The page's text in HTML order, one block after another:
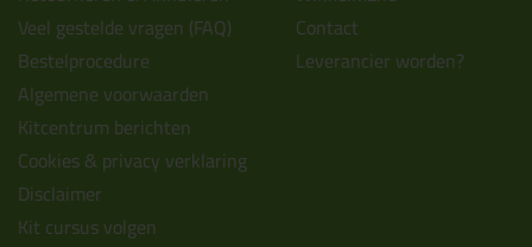
Veel gestelde vragen (FAQ)
Bestelprocedure
Algemene voorwaarden
Kitcentrum berichten
Cookies & privacy verklaring
Disclaimer
Kit cursus volgen
Contact
Leverancier worden?